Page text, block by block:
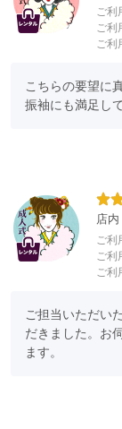
ご利
ご利
ご利
こちらの要望に
振袖にも満足し
店内
ご利
ご利
ご利
ご担当いただい
だきました。お
ます。